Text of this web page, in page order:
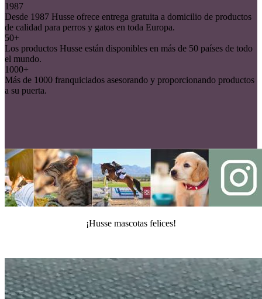
1987
Desde 1987 Husse ofrece entrega gratuita a domicilio de productos
de calidad para perros y gatos en toda Europa.
50+
Los productos Husse están disponibles en más de 50 países de todo
el mundo.
1000+
Más de 1000 franquiciados asesorando y proporcionando productos
a su puerta.
¡Husse mascotas felices!